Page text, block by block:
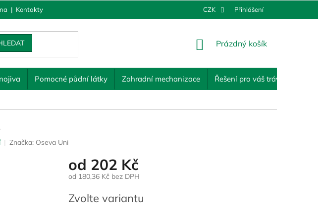
| Kontakty CZK Přihlášení
NÁKUPNÍ
Prázdný košík
Pomocné půdní látky Zahradní mechanizace Řešení pro váš trávník
Značka: Oseva Uni
od 202 Kč
od 180,36 Kč bez DPH
cena:
Zvolte variantu